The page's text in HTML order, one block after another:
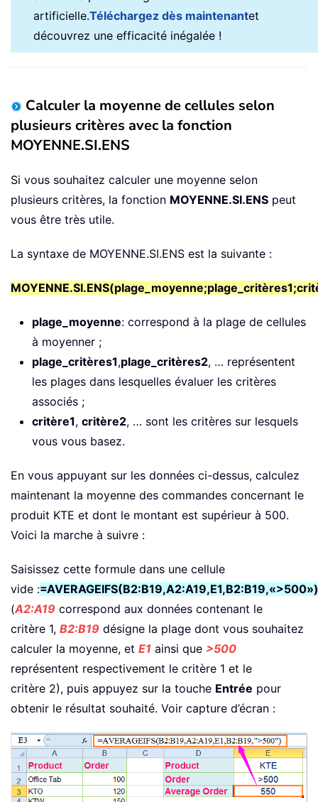
artificielle.Téléchargez dès maintenantet
découvrez une efficacité inégalée !
Calculer la moyenne de cellules selon
plusieurs critères avec la fonction
MOYENNE.SI.ENS
Si vous souhaitez calculer une moyenne selon
plusieurs critères, la fonction MOYENNE.SI.ENS peut
vous être très utile.
La syntaxe de MOYENNE.SI.ENS est la suivante :
plage_moyenne: correspond à la plage de cellules
à moyenner ;
plage_critères1,plage_critères2, … représentent
les plages dans lesquelles évaluer les critères
associés ;
critère1, critère2, … sont les critères sur lesquels
vous vous basez.
En vous appuyant sur les données ci-dessus, calculez
maintenant la moyenne des commandes concernant le
produit KTE et dont le montant est supérieur à 500.
Voici la marche à suivre :
Saisissez cette formule dans une cellule
vide :=AVERAGEIFS(B2:B19,A2:A19,E1,B2:B19,«>500»)
(A2:A19 correspond aux données contenant le
critère 1, B2:B19 désigne la plage dont vous souhaitez
calculer la moyenne, et E1 ainsi que >500
représentent respectivement le critère 1 et le
critère 2), puis appuyez sur la touche Entrée pour
obtenir le résultat souhaité. Voir capture d’écran :